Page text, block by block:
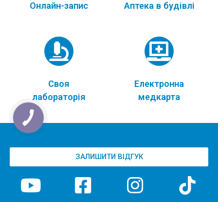
Онлайн-запис Аптека в будівлі
Своя
лабораторія
Електронна
медкарта
ЗАЛИШИТИ ВІДГУК